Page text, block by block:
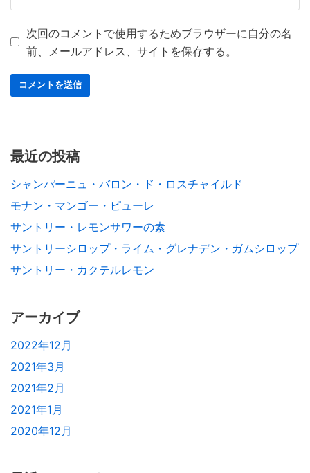
次回のコメントで使用するためブラウザーに自分の名
前、メールアドレス、サイトを保存する。
最近の投稿
シャンパーニュ・バロン・ド・ロスチャイルド
モナン・マンゴー・ピューレ
サントリー・レモンサワーの素
サントリーシロップ・ライム・グレナデン・ガムシロップ
サントリー・カクテルレモン
アーカイブ
2022年12月
2021年3月
2021年2月
2021年1月
2020年12月